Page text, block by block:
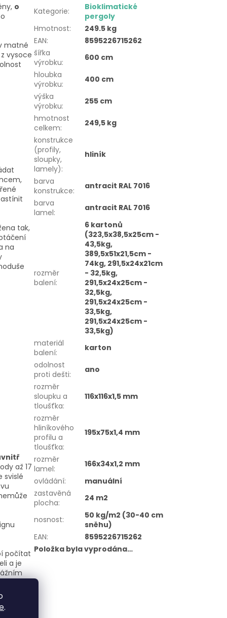
.
o
matné
vysoce
tak,
na
až 17
svislé
počítat
a je
Kategorie:
Bioklimatické
pergoly
Hmotnost:
249.5 kg
EAN:
8595226715262
šířka
výrobku:
600 cm
hloubka
výrobku:
400 cm
výška
výrobku:
255 cm
hmotnost
celkem:
249,5 kg
konstrukce
(profily,
sloupky,
lamely):
hliník
barva
konstrukce:
antracit RAL 7016
barva
lamel: antracit RAL 7016
rozměr
balení:
6 kartonů
(323,5x38,5x25cm -
43,5kg,
389,5x51x21,5cm -
74kg, 291,5x24x21cm
- 32,5kg,
291,5x24x25cm -
32,5kg,
291,5x24x25cm -
33,5kg,
291,5x24x25cm -
33,5kg)
materiál
balení:
karton
odolnost
proti dešti:
ano
rozměr
sloupku a
tloušťka:
116x116x1,5 mm
rozměr
hliníkového
profilu a
tloušťka:
195x75x1,4 mm
rozměr
lamel:
166x34x1,2 mm
ovládání:
manuální
zastavěná
plocha: 24 m2
nosnost:
50 kg/m2 (30-40 cm
sněhu)
EAN:
8595226715262
Položka byla vyprodána…